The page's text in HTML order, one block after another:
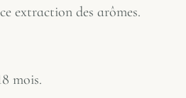
extraction des arômes.
mois.